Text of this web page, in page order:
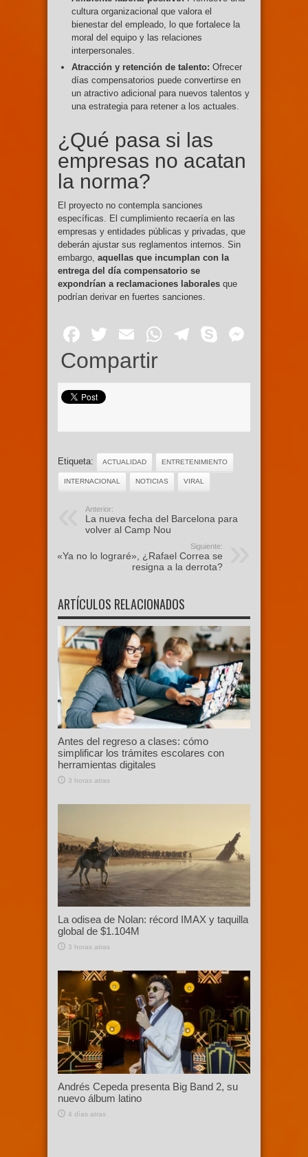
cultura organizacional que valora el
bienestar del empleado, lo que fortalece la
moral del equipo y las relaciones
interpersonales.
Atracción y retención de talento: Ofrecer
días compensatorios puede convertirse en
un atractivo adicional para nuevos talentos y
una estrategia para retener a los actuales.
¿Qué pasa si las
empresas no acatan
la norma?
El proyecto no contempla sanciones
específicas. El cumplimiento recaería en las
empresas y entidades públicas y privadas, que
deberán ajustar sus reglamentos internos. Sin
embargo, aquellas que incumplan con la
entrega del día compensatorio se
expondrían a reclamaciones laborales que
podrían derivar en fuertes sanciones.
Facebook
Twitter
EmailWhatsApp
Telegram
Skype
Compartir
Etiqueta: ACTUALIDAD ENTRETENIMIENTO
INTERNACIONAL NOTICIAS VIRAL
Anterior:
La nueva fecha del Barcelona para
volver al Camp Nou
Siguiente:
«Ya no lo lograré», ¿Rafael Correa se
resigna a la derrota?
ARTÍCULOS RELACIONADOS
Antes del regreso a clases: cómo
simplificar los trámites escolares con
herramientas digitales
3 horas atras
La odisea de Nolan: récord IMAX y taquilla
global de $1.104M
3 horas atras
Andrés Cepeda presenta Big Band 2, su
nuevo álbum latino
4 días atras